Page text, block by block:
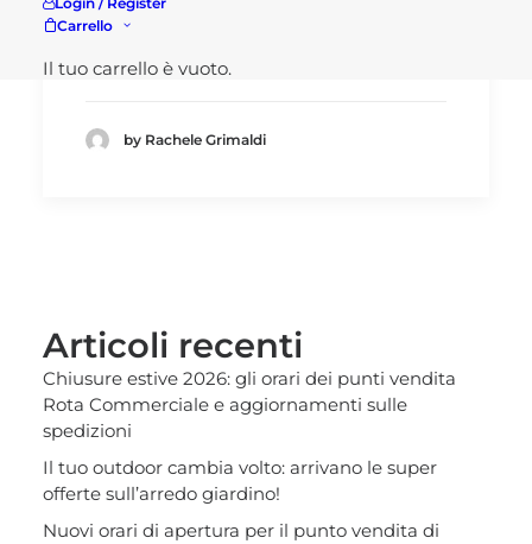
Carrello
Il tuo carrello è vuoto.
Visita il nostro
by Rachele Grimaldi
Articoli recenti
Chiusure estive 2026: gli orari dei punti vendita
Rota Commerciale e aggiornamenti sulle
spedizioni
Il tuo outdoor cambia volto: arrivano le super
offerte sull’arredo giardino!
Nuovi orari di apertura per il punto vendita di